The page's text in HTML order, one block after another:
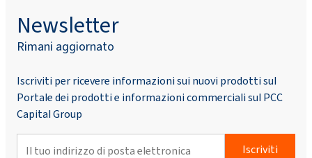
Newsletter
Rimani aggiornato
Iscriviti per ricevere informazioni sui nuovi prodotti sul
Portale dei prodotti e informazioni commerciali sul PCC
Capital Group
Iscriviti